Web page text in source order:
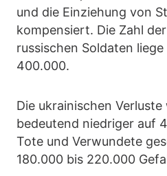
und die Einziehung von
kompensiert. Die Zahl
russischen Soldaten
400.000.
Die ukrainischen
bedeutend niedriger auf
Tote und Verwundete
180.000 bis 220.000